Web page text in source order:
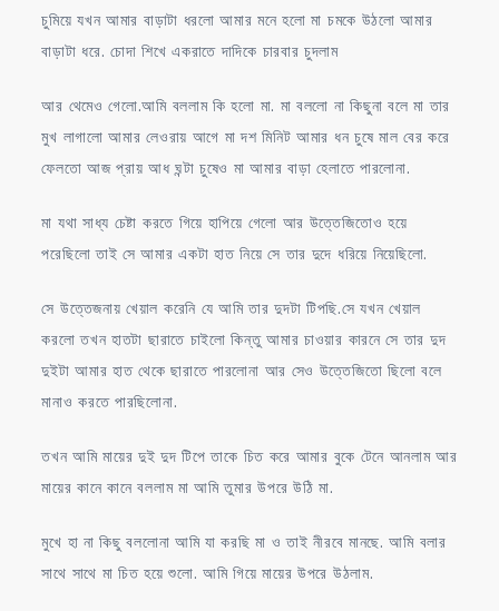
চুমিয়ে যখন আমার বাড়াটা ধরলো আমার মনে হলো মা চমকে উঠলো আমার
বাড়াটা ধরে. চোদা শিখে একরাতে দাদিকে চারবার চুদলাম
আর থেমেও গেলো.আমি বললাম কি হলো মা. মা বললো না কিছুনা বলে মা তার
মুখ লাগালো আমার লেওরায় আগে মা দশ মিনিট আমার ধন চুষে মাল বের করে
ফেলতো আজ প্রায় আধ ঘন্টা চুষেও মা আমার বাড়া হেলাতে পারলোনা.
মা যথা সাধ্য চেষ্টা করতে গিয়ে হাপিয়ে গেলো আর উত্তেজিতোও হয়ে
পরেছিলো তাই সে আমার একটা হাত নিয়ে সে তার দুদে ধরিয়ে নিয়েছিলো.
সে উত্তেজনায় খেয়াল করেনি যে আমি তার দুদটা টিপছি.সে যখন খেয়াল
করলো তখন হাতটা ছারাতে চাইলো কিন্তু আমার চাওয়ার কারনে সে তার দুদ
দুইটা আমার হাত থেকে ছারাতে পারলোনা আর সেও উত্তেজিতো ছিলো বলে
মানাও করতে পারছিলোনা.
তখন আমি মায়ের দুই দুদ টিপে তাকে চিত করে আমার বুকে টেনে আনলাম আর
মায়ের কানে কানে বললাম মা আমি তুমার উপরে উঠি মা.
মুখে হা না কিছু বললোনা আমি যা করছি মা ও তাই নীরবে মানছে. আমি বলার
সাথে সাথে মা চিত হয়ে শুলো. আমি গিয়ে মায়ের উপরে উঠলাম.